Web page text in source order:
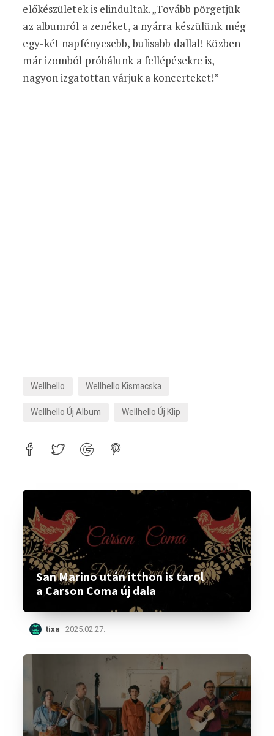
előkészületek is elindultak. „Tovább pörgetjük
az albumról a zenéket, a nyárra készülünk még
egy-két napfényesebb, bulisabb dallal! Közben
már izomból próbálunk a fellépésekre is,
nagyon izgatottan várjuk a koncerteket!”
Wellhello
Wellhello Kismacska
Wellhello Új Album
Wellhello Új Klip
San Marino után itthon is tarol
a Carson Coma új dala
tixa 2025.02.27.